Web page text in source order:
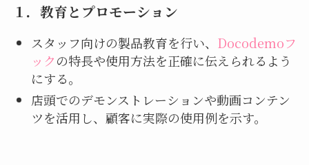
１． 教育とプロモーション
スタッフ向けの製品教育を行い、 Docodemoフ
ックの特長や使用方法を正確に伝えられるよう
にする。
店頭でのデモンストレーションや動画コンテン
ツを活用し、顧客に実際の使用例を示す。